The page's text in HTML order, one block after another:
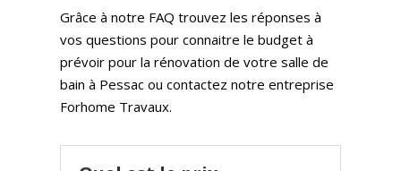
Grâce à notre FAQ trouvez les réponses à
vos questions pour connaitre le budget à
prévoir pour la rénovation de votre salle de
bain à Pessac ou contactez notre entreprise
Forhome Travaux.